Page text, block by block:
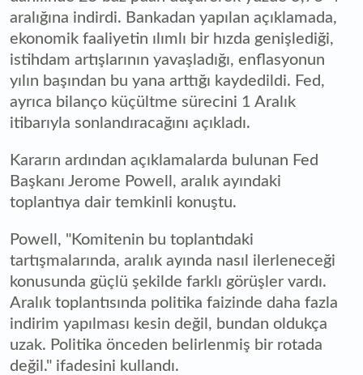
aralığına indirdi. Bankadan yapılan açıklamada,
ekonomik faaliyetin ılımlı bir hızda genişlediği,
istihdam artışlarının yavaşladığı, enflasyonun
yılın başından bu yana arttığı kaydedildi. Fed,
ayrıca bilanço küçültme sürecini 1 Aralık
itibarıyla sonlandıracağını açıkladı.
Kararın ardından açıklamalarda bulunan Fed
Başkanı Jerome Powell, aralık ayındaki
toplantıya dair temkinli konuştu.
Powell, "Komitenin bu toplantıdaki
tartışmalarında, aralık ayında nasıl ilerleneceği
konusunda güçlü şekilde farklı görüşler vardı.
Aralık toplantısında politika faizinde daha fazla
indirim yapılması kesin değil, bundan oldukça
uzak. Politika önceden belirlenmiş bir rotada
değil." ifadesini kullandı.